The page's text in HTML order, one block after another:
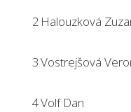
2 Halouzková
3Vostrejšová
4Volf Dan